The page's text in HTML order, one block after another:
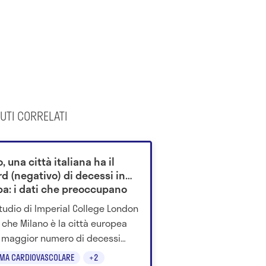
CORRELATI
CARDIOVASCOLARE +2
una città italiana ha il
(negativo) di decessi in
i dati che preoccupano
di Imperial College London
Milano è la città europea
numero di decessi
al caldo estremo dell'estate